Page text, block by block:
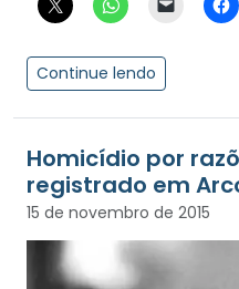
Continue lendo
Homicídio por
registrado em
15 de novembro de 2015